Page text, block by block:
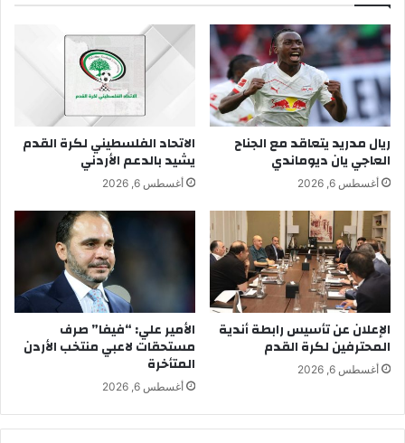
ريال مدريد يتعاقد مع الجناح
العاجي يان ديوماندي
أغسطس 6, 2026
الاتحاد الفلسطيني لكرة القدم
يشيد بالدعم الأردني
أغسطس 6, 2026
الإعلان عن تأسيس رابطة أندية
المحترفين لكرة القدم
أغسطس 6, 2026
الأمير علي: “فيفا” صرف
مستحقات لاعبي منتخب الأردن
المتأخرة
أغسطس 6, 2026